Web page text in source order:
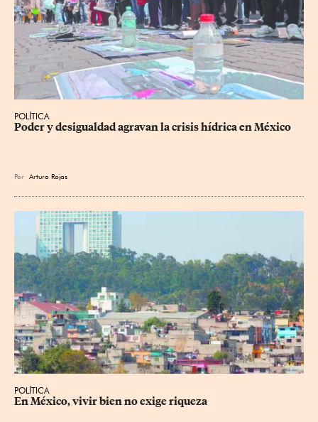
POLÍTICA
Poder y desigualdad agravan la crisis hídrica en México
Por Arturo Rojas
POLÍTICA
En México, vivir bien no exige riqueza